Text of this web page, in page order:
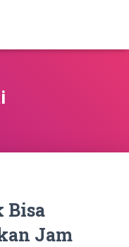
Bisa
Jam